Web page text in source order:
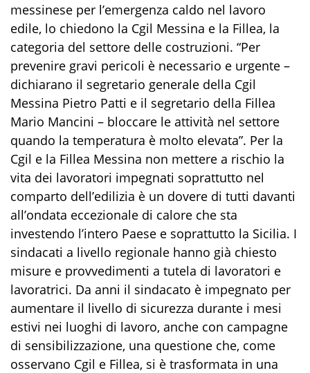
messinese per l’emergenza caldo nel lavoro
edile, lo chiedono la Cgil Messina e la Fillea, la
categoria del settore delle costruzioni. “Per
prevenire gravi pericoli è necessario e urgente –
dichiarano il segretario generale della Cgil
Messina Pietro Patti e il segretario della Fillea
Mario Mancini – bloccare le attività nel settore
quando la temperatura è molto elevata”. Per la
Cgil e la Fillea Messina non mettere a rischio la
vita dei lavoratori impegnati soprattutto nel
comparto dell’edilizia è un dovere di tutti davanti
all’ondata eccezionale di calore che sta
investendo l’intero Paese e soprattutto la Sicilia. I
sindacati a livello regionale hanno già chiesto
misure e provvedimenti a tutela di lavoratori e
lavoratrici. Da anni il sindacato è impegnato per
aumentare il livello di sicurezza durante i mesi
estivi nei luoghi di lavoro, anche con campagne
di sensibilizzazione, una questione che, come
osservano Cgil e Fillea, si è trasformata in una